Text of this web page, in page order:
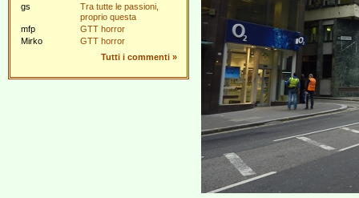
gs
Tra tutte le passioni,
proprio questa
mfp
GTT horror
Mirko
GTT horror
Tutti i commenti »